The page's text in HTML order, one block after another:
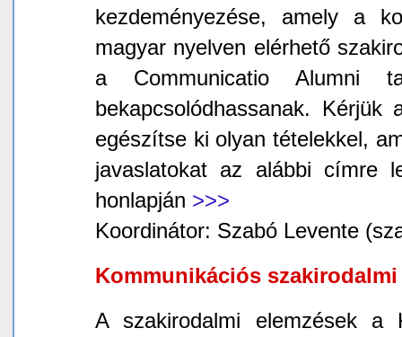
kezdeményezése, amely a
magyar nyelven elérhető
a Communicatio Alumni
bekapcsolódhassanak. Kérjük
egészítse ki olyan tételekkel,
javaslatokat az alábbi címre
honlapján >>>
Koordinátor: Szabó Levente
Kommunikációs
A szakirodalmi elemzések a